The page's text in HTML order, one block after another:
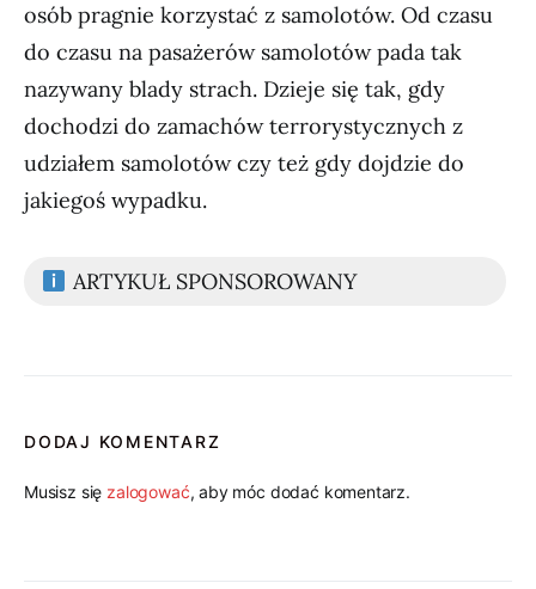
osób pragnie korzystać z samolotów. Od czasu
do czasu na pasażerów samolotów pada tak
nazywany blady strach. Dzieje się tak, gdy
dochodzi do zamachów terrorystycznych z
udziałem samolotów czy też gdy dojdzie do
jakiegoś wypadku.
ARTYKUŁ SPONSOROWANY
DODAJ KOMENTARZ
Musisz się zalogować, aby móc dodać komentarz.